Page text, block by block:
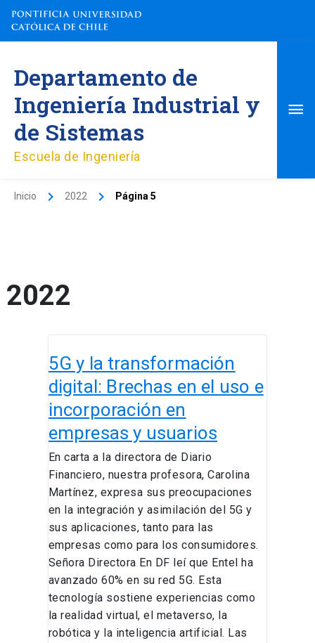
contenido
Departamento de
Ingeniería Industrial y
de Sistemas
Escuela de Ingeniería
Inicio 2022 Página 5
2022
5G y la transformación
digital: Brechas en el uso e
incorporación en
empresas y usuarios
En carta a la directora de Diario
Financiero, nuestra profesora, Carolina
Martínez, expresa sus preocupaciones
en la integración y asimilación del 5G y
sus aplicaciones, tanto para las
empresas como para los consumidores.
Señora Directora En DF leí que Entel ha
avanzado 60% en su red 5G. Esta
tecnología sostiene experiencias como
la realidad virtual, el metaverso, la
robótica y la inteligencia artificial. Las
y
la
transformación
digital:
Brechas
incorporación
empresas